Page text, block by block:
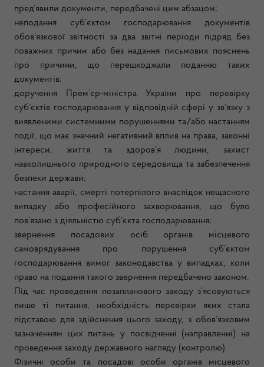
пред’явили документи, передбачені цим абзацом;
неподання суб’єктом господарювання документів
обов’язкової звітності за два звітні періоди підряд без
поважних причин або без надання письмових пояснень
про причини, що перешкоджали поданню таких
документів;
доручення Прем’єр-міністра України про перевірку
суб’єктів господарювання у відповідній сфері у зв’язку з
виявленими системними порушеннями та/або настанням
події, що має значний негативний вплив на права, законні
інтереси, життя та здоров’я людини, захист
навколишнього природного середовища та забезпечення
безпеки держави;
настання аварії, смерті потерпілого внаслідок нещасного
випадку або професійного захворювання, що було
пов’язано з діяльністю суб’єкта господарювання;
звернення посадових осіб органів місцевого
самоврядування про порушення суб’єктом
господарювання вимог законодавства у випадках, коли
право на подання такого звернення передбачено законом.
Під час проведення позапланового заходу з’ясовуються
лише ті питання, необхідність перевірки яких стала
підставою для здійснення цього заходу, з обов’язковим
зазначенням цих питань у посвідченні (направленні) на
проведення заходу державного нагляду (контролю).
Фізичні особи та посадові особи органів місцевого